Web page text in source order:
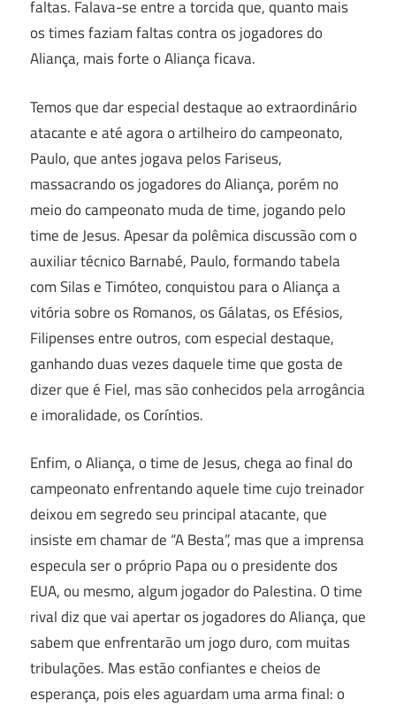
faltas. Falava-se entre a torcida que, quanto mais
os times faziam faltas contra os jogadores do
Aliança, mais forte o Aliança ficava.
Temos que dar especial destaque ao extraordinário
atacante e até agora o artilheiro do campeonato,
Paulo, que antes jogava pelos Fariseus,
massacrando os jogadores do Aliança, porém no
meio do campeonato muda de time, jogando pelo
time de Jesus. Apesar da polêmica discussão com o
auxiliar técnico Barnabé, Paulo, formando tabela
com Silas e Timóteo, conquistou para o Aliança a
vitória sobre os Romanos, os Gálatas, os Efésios,
Filipenses entre outros, com especial destaque,
ganhando duas vezes daquele time que gosta de
dizer que é Fiel, mas são conhecidos pela arrogância
e imoralidade, os Coríntios.
Enfim, o Aliança, o time de Jesus, chega ao final do
campeonato enfrentando aquele time cujo treinador
deixou em segredo seu principal atacante, que
insiste em chamar de “A Besta”, mas que a imprensa
especula ser o próprio Papa ou o presidente dos
EUA, ou mesmo, algum jogador do Palestina. O time
rival diz que vai apertar os jogadores do Aliança, que
sabem que enfrentarão um jogo duro, com muitas
tribulações. Mas estão confiantes e cheios de
esperança, pois eles aguardam uma arma final: o